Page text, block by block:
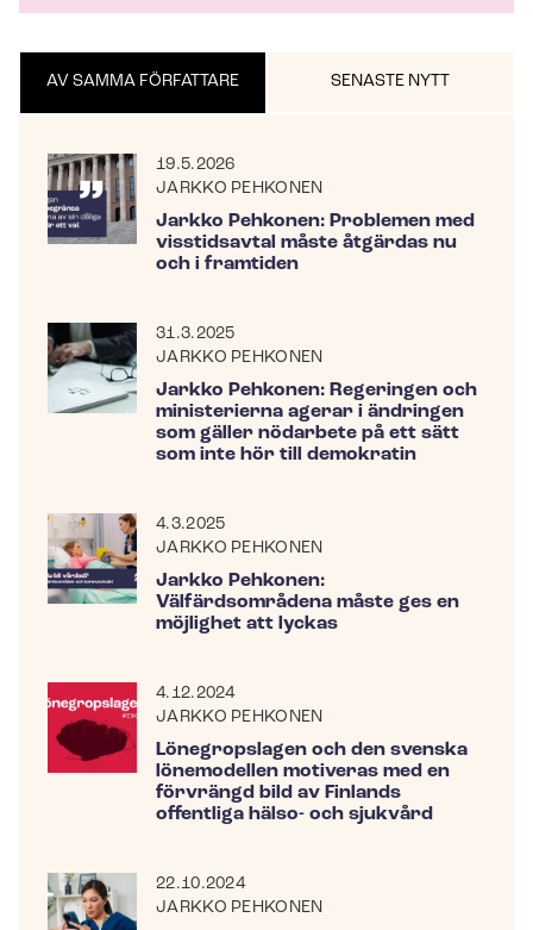
AV SAMMA FÖRFATTARE SENASTE NYTT
19.5.2026
JARKKO PEHKONEN
Jarkko Pehkonen: Problemen med
visstidsavtal måste åtgärdas nu
och i framtiden
31.3.2025
JARKKO PEHKONEN
Jarkko Pehkonen: Regeringen och
ministerierna agerar i ändringen
som gäller nödarbete på ett sätt
som inte hör till demokratin
4.3.2025
JARKKO PEHKONEN
Jarkko Pehkonen:
Välfärdsområdena måste ges en
möjlighet att lyckas
4.12.2024
JARKKO PEHKONEN
Lönegropslagen och den svenska
lönemodellen motiveras med en
förvrängd bild av Finlands
offentliga hälso- och sjukvård
22.10.2024
JARKKO PEHKONEN